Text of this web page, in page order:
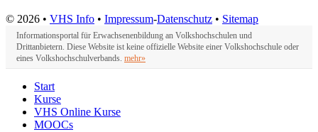
© 2026 • VHS Info • Impressum-Datenschutz • Sitemap
Informationsportal für Erwachsenenbildung an Volkshochschulen und
Drittanbietern. Diese Website ist keine offizielle Website einer Volkshochschule oder
eines Volkshochschulverbands. mehr»
Start
Kurse
VHS Online Kurse
MOOCs